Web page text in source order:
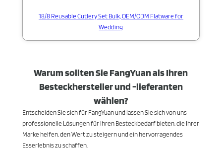
18/8 Reusable Cutlery Set Bulk, OEM/ODM Flatware for
Wedding
Warum sollten Sie FangYuan als Ihren
Besteckhersteller und -lieferanten
wählen?
Entscheiden Sie sich für FangYuan und lassen Sie sich von uns
professionelle Lösungen für Ihren Besteckbedarf bieten, die Ihrer
Marke helfen, den Wert zu steigern und ein hervorragendes
Esserlebnis zu schaffen.